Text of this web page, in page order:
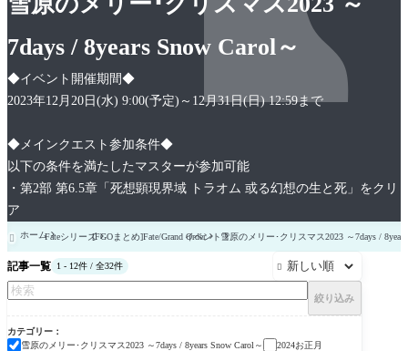
7days / 8years Snow Carol～
◆イベント開催期間◆
2023年12月20日(水) 9:00(予定)～12月31日(日) 12:59まで
◆メインクエスト参加条件◆
以下の条件を満たしたマスターが参加可能
・第2部 第6.5章「死想顕現界域 トラオム 或る幻想の生と死」をクリ
ア
 ホームFateシリーズ[FGOまとめ]Fate/Grand Order
イベント雪原のメリー･クリスマス2023 ～7days /
記事一覧 1 - 12件 / 全32件 
絞り込み
カテゴリー
雪原のメリー･クリスマス2023 ～7days / 8years Snow Carol～
2024お正月